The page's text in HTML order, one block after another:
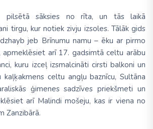
pilsētā sāksies no rīta, un tās laikā
tirgu, kur notiek zivju izsoles. Tālāk gids
jeb Brīnumu namu – ēku ar pirmo
apmeklēsiet arī 17. gadsimtā celtu arābu
kuru izceļ izsmalcināti cirsti balkoni un
kaļķakmens celtu angļu baznīcu, Sultāna
ģimenes sadzīves priekšmeti un
arī Malindi mošeju, kas ir viena no
Zanzibārā.